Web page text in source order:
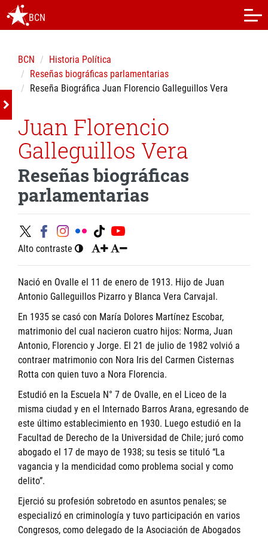
BCN
BCN
Historia Política
Reseñas biográficas parlamentarias
Reseña Biográfica Juan Florencio Galleguillos Vera
Juan Florencio
Galleguillos Vera
Reseñas biográficas
parlamentarias
Alto contraste
Nació en Ovalle el 11 de enero de 1913. Hijo de Juan
Antonio Galleguillos Pizarro y Blanca Vera Carvajal.
En 1935 se casó con María Dolores Martínez Escobar,
matrimonio del cual nacieron cuatro hijos: Norma, Juan
Antonio, Florencio y Jorge. El 21 de julio de 1982 volvió a
contraer matrimonio con Nora Iris del Carmen Cisternas
Rotta con quien tuvo a Nora Florencia.
Estudió en la Escuela N° 7 de Ovalle, en el Liceo de la
misma ciudad y en el Internado Barros Arana, egresando de
este último establecimiento en 1930. Luego estudió en la
Facultad de Derecho de la Universidad de Chile; juró como
abogado el 17 de mayo de 1938; su tesis se tituló “La
vagancia y la mendicidad como problema social y como
delito”.
Ejerció su profesión sobretodo en asuntos penales; se
especializó en criminología y tuvo participación en varios
Congresos, como delegado de la Asociación de Abogados